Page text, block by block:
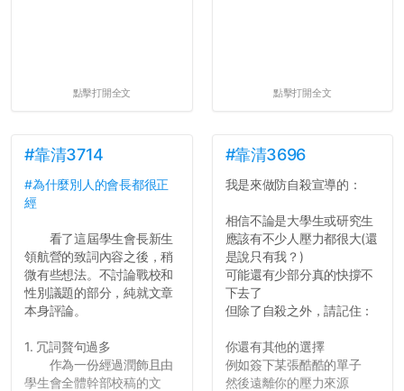
點擊打開全文 點擊打開全文
#靠清3714
#為什麼別人的會長都很正
經
看了這屆學生會長新生
領航營的致詞內容之後，稍
微有些想法。不討論戰校和
性別議題的部分，純就文章
本身評論。
1. 冗詞贅句過多
作為一份經過潤飾且由
學生會全體幹部校稿的文
#靠清3696
我是來做防自殺宣導的：
相信不論是大學生或研究生
應該有不少人壓力都很大(還
是說只有我？)
可能還有少部分真的快撐不
下去了
但除了自殺之外，請記住：
你還有其他的選擇
例如簽下某張酷酷的單子
然後遠離你的壓力來源